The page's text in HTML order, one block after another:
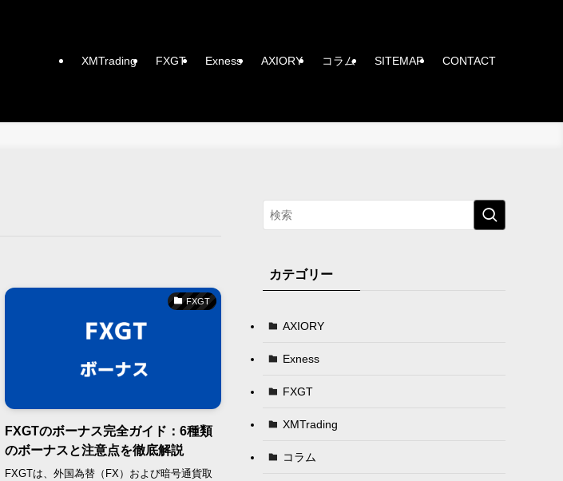
XMTrading FXGT Exness AXIORY コラム SITEMAP CONTACT
FXGT
FXGTのボーナス完全ガイド：6種類
のボーナスと注意点を徹底解説
FXGTは、外国為替（FX）および暗号通貨取
カテゴリー
AXIORY
Exness
FXGT
XMTrading
コラム